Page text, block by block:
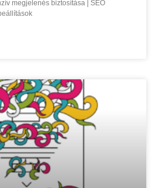
megjelenés biztosítása | SEO